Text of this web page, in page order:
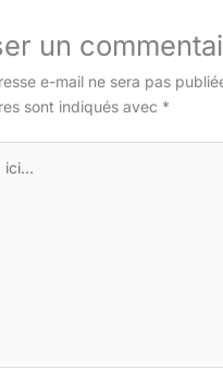
un
e-mail ne sera pas
sont indiqués avec *